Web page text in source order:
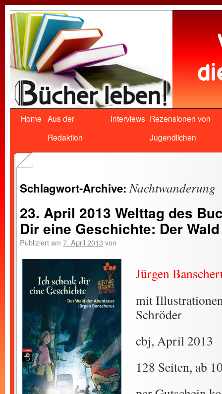
Home Aus der
Redaktion
Interviews Rezensionen von
Jugendlichen
Schlagwort-Archive:Nachtwanderung
23. April 2013 Welttag des
Dir eine Geschichte: Der
Publiziert am 7. April 2013 von
Jürgen
mit
Schröder
cbj, April 2013
128 Seiten, ab